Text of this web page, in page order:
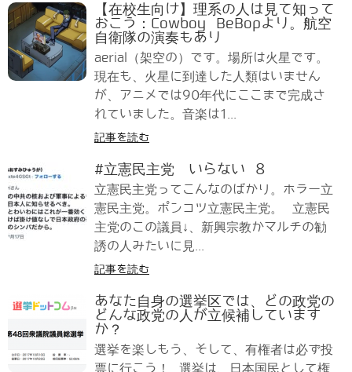
【在校生向け】理系の人は見て知って
おこう：Cowboy BeBopより。航空
自衛隊の演奏もあり
aerial（架空の）です。場所は火星です。
現在も、火星に到達した人類はいません
が、アニメでは90年代にここまで完成さ
れていました。音楽は1...
記事を読む
#立憲民主党 いらない 8
立憲民主党ってこんなのばかり。ホラー立
憲民主党。ポンコツ立憲民主党。 立憲民
主党のこの議員↓、新興宗教かマルチの勧
誘の人みたいに見...
記事を読む
あなた自身の選挙区では、どの政党の
どんな政党の人が立候補しています
か？
選挙を楽しもう、そして、有権者は必ず投
票に行こう！ 選挙は、日本国民として権